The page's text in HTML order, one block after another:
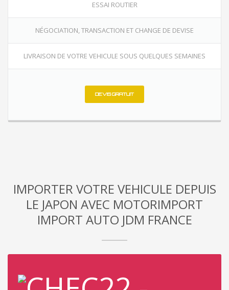
ESSAI ROUTIER
NÉGOCIATION, TRANSACTION ET CHANGE DE DEVISE
LIVRAISON DE VOTRE VEHICULE SOUS QUELQUES SEMAINES
DEVIS GRATUIT
IMPORTER VOTRE VEHICULE DEPUIS
LE JAPON AVEC MOTORIMPORT
IMPORT AUTO JDM FRANCE